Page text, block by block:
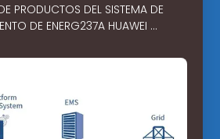
PRODUCTOS DEL SISTEMA DE
DE ENERG237A HUAWEI ...